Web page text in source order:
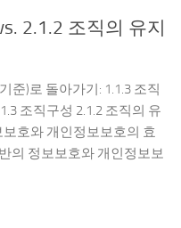
2.1.2 조직의 유지
준)로 돌아가기: 1.1.3 조직
조직구성 2.1.2 조직의 유
호와 개인정보보호의 효
의 정보보호와 개인정보보